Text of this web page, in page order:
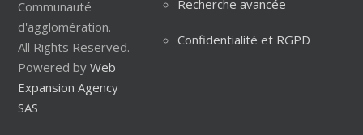
Communauté
d'agglomération.
All Rights Reserved.
Powered by Web
Expansion Agency
SAS
Recherche avancée
Confidentialité et RGPD